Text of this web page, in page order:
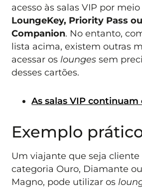
acesso às salas VIP por
LoungeKey, Priority Pass
Companion. No entanto,
lista acima, existem outras
acessar os loungessem
desses cartões.
As salas VIP continuam
Exemplo
Um viajante que seja
categoria Ouro, Diamante
Magno, pode utilizar os